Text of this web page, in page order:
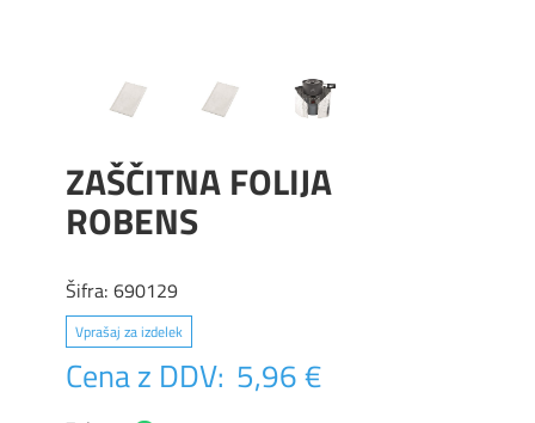
ZAŠČITNA FOLIJA
ROBENS
Šifra: 690129
Vprašaj za izdelek
Cena z DDV: 5,96 €